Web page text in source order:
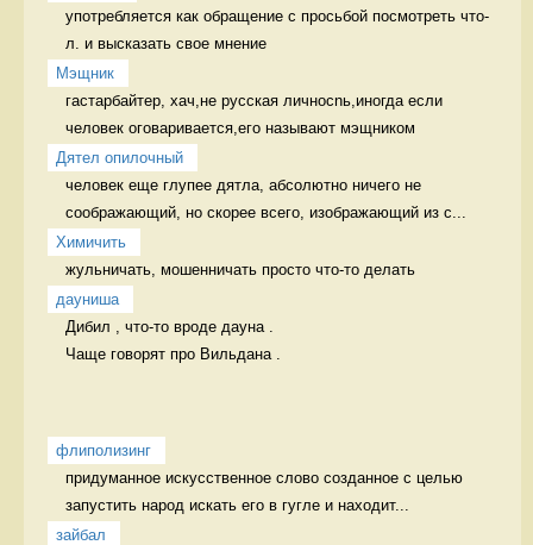
употребляется как обращение с просьбой посмотреть что-
л. и высказать свое мнение
Мэщник
гастарбайтер, хач,не русская личносnь,иногда если
человек оговаривается,его называют мэщником
Дятел опилочный
человек еще глупее дятла, абсолютно ничего не
соображающий, но скорее всего, изображающий из с...
Химичить
жульничать, мошенничать просто что-то делать
дауниша
Дибил , что-то вроде дауна .
Чаще говорят про Вильдана .
флиполизинг
придуманное искусственное слово созданное с целью
запустить народ искать его в гугле и находит...
зайбал